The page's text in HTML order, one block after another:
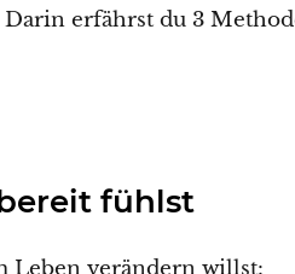
erfährst du 3
fühlst
Leben verändern willst: